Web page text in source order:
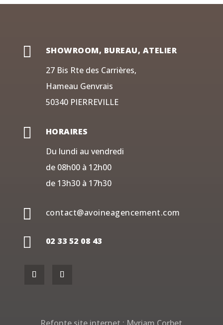

SHOWROOM, BUREAU, ATELIER
27 Bis Rte des Carrières,
Hameau Genvrais
50340 PIERREVILLE

HORAIRES
Du lundi au vendredi
de 08h00 à 12h00
de 13h30 à 17h30
 contact@avoineagencement.com
 02 33 52 08 43